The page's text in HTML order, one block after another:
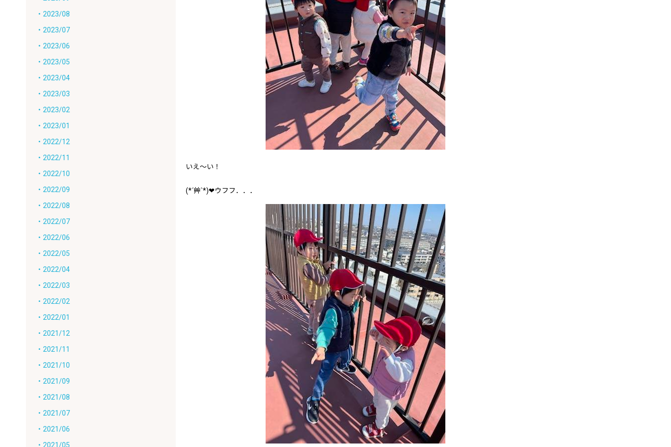
・2023/08
・2023/07
・2023/06
・2023/05
・2023/04
・2023/03
・2023/02
・2023/01
・2022/12
・2022/11
・2022/10
・2022/09
・2022/08
・2022/07
・2022/06
・2022/05
・2022/04
・2022/03
・2022/02
・2022/01
・2021/12
・2021/11
・2021/10
・2021/09
・2021/08
・2021/07
・2021/06
・2021/05
いえ～い！
(*´艸`*)❤ウフフ．．．